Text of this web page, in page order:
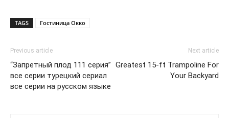
TAGS Гостиница Окко
Previous article
“Запретный плод 111 серия”
все серии турецкий сериал
все серии на русском языке
Next article
Greatest 15-ft Trampoline For
Your Backyard